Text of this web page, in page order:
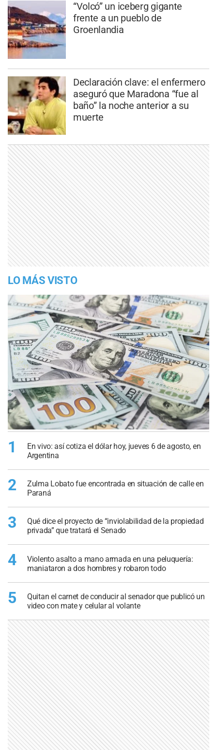
“Volcó” un iceberg gigante
frente a un pueblo de
Groenlandia
Declaración clave: el enfermero
aseguró que Maradona “fue al
baño” la noche anterior a su
muerte
LO MÁS VISTO
1
En vivo: así cotiza el dólar hoy, jueves 6 de agosto, en
Argentina
2
Zulma Lobato fue encontrada en situación de calle en
Paraná
3
Qué dice el proyecto de “inviolabilidad de la propiedad
privada” que tratará el Senado
4
Violento asalto a mano armada en una peluquería:
maniataron a dos hombres y robaron todo
5
Quitan el carnet de conducir al senador que publicó un
video con mate y celular al volante